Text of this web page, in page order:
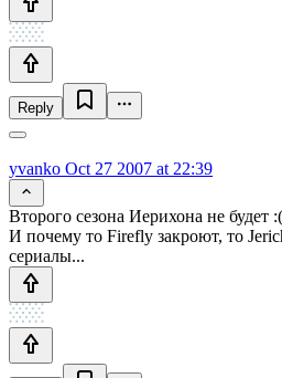
Reply
yvanko Oct 27 2007 at 22:39
Второго сезона Иерихона не будет
И почему то Firefly закроют, то
сериалы...